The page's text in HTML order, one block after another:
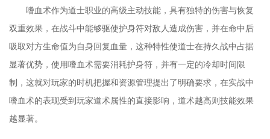
嗜血术作为道士职业的高级主动技能，具有独特的伤害与恢复
双重效果，在战斗中能够驱使护身符对敌人造成伤害，并在命中后
吸取对方生命值为自身回复血量，这种特性使道士在持久战中占据
显著优势，使用嗜血术需要消耗护身符，并有一定的冷却时间限
制，这就对玩家的时机把握和资源管理提出了明确要求，在实战中
嗜血术的表现受到玩家道术属性的直接影响，道术越高则技能效果
越显著。